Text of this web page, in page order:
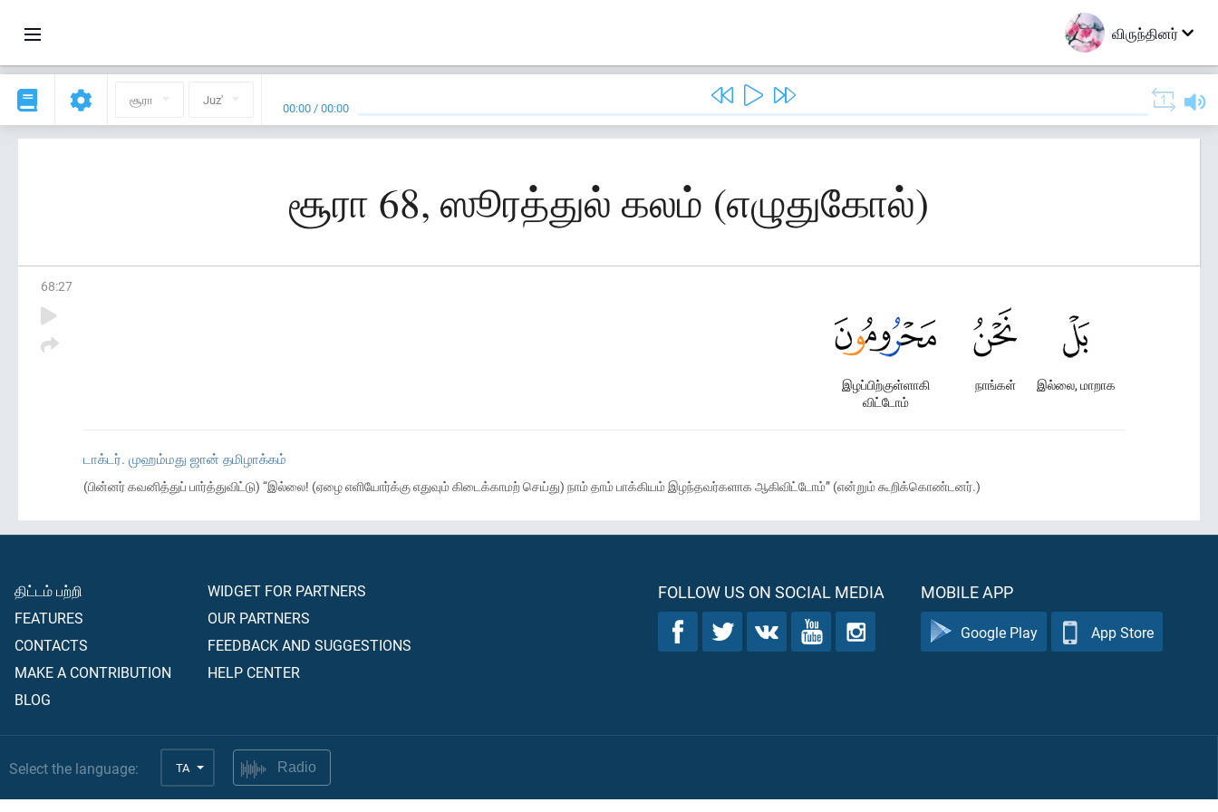
விருந்தினர்
சூரா Juz' 00:00 /00:00
சூரா 68, ஸூரத்துல் கலம் (எழுதுகோல்)
68:27
இல்லை, மாறாக
நாங்கள்
இழப்பிற்குள்ளாகி
விட்டோம்
டாக்டர். முஹம்மது ஜான் தமிழாக்கம்
(பின்னர் கவனித்துப் பார்த்துவிட்டு) “இல்லை! (ஏழை எளியோர்க்கு எதுவும் கிடைக்காமற் செய்து) நாம் தாம் பாக்கியம் இழந்தவர்களாக ஆகிவிட்டோம்” (என்றும் கூறிக்கொண்டனர்.)
திட்டம் பற்றி
FEATURES
CONTACTS
MAKE A CONTRIBUTION
BLOG
WIDGET FOR PARTNERS
OUR PARTNERS
FEEDBACK AND SUGGESTIONS
HELP CENTER
FOLLOW US ON SOCIAL MEDIA MOBILE APP
Google Play App Store
Select the language: TA Radio